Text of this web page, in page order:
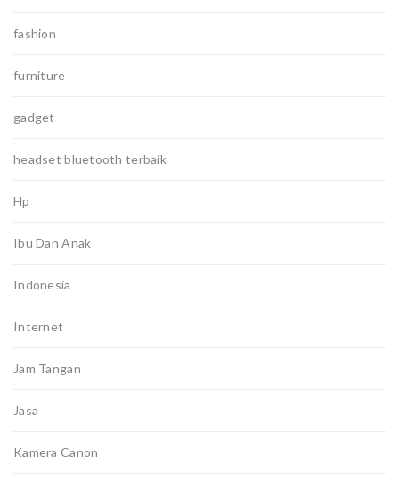
fashion
furniture
gadget
headset bluetooth terbaik
Hp
Ibu Dan Anak
Indonesia
Internet
Jam Tangan
Jasa
Kamera Canon